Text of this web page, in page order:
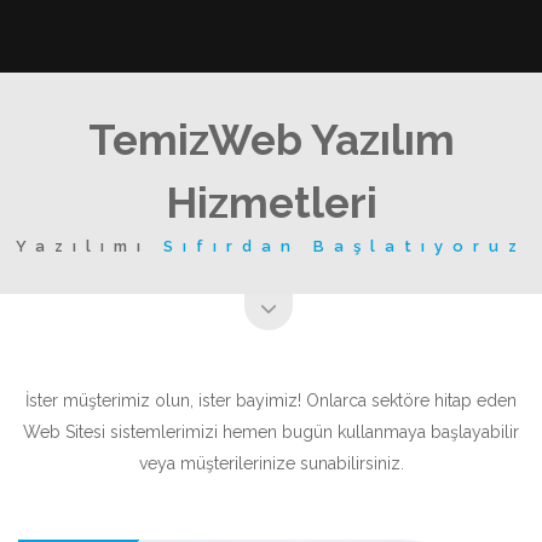
TemizWeb Yazılım
Hizmetleri
Yazılımı Sıfırdan Başlatıyoruz
İster müşterimiz olun, ister bayimiz! Onlarca sektöre hitap eden
Web Sitesi sistemlerimizi hemen bugün kullanmaya başlayabilir
veya müşterilerinize sunabilirsiniz.